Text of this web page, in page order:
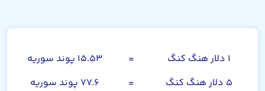
۱ دلار هنگ کنگ =
۱۵.۵۳ پوند سوریه
۵ دلار هنگ کنگ
=
۷۷.۶ پوند سوریه